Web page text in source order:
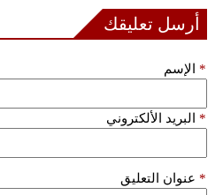
أرسل تعليقك
الإسم *
البريد الألكتروني *
عنوان التعليق *